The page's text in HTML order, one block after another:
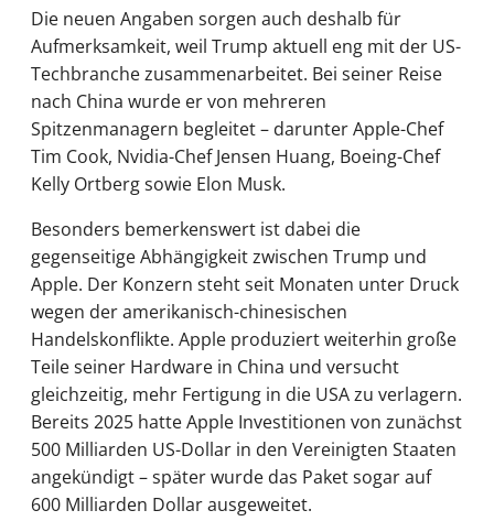
Die neuen Angaben sorgen auch deshalb für
Aufmerksamkeit, weil Trump aktuell eng mit der US-
Techbranche zusammenarbeitet. Bei seiner Reise
nach China wurde er von mehreren
Spitzenmanagern begleitet – darunter Apple-Chef
Tim Cook, Nvidia-Chef Jensen Huang, Boeing-Chef
Kelly Ortberg sowie Elon Musk.
Besonders bemerkenswert ist dabei die
gegenseitige Abhängigkeit zwischen Trump und
Apple. Der Konzern steht seit Monaten unter Druck
wegen der amerikanisch-chinesischen
Handelskonflikte. Apple produziert weiterhin große
Teile seiner Hardware in China und versucht
gleichzeitig, mehr Fertigung in die USA zu verlagern.
Bereits 2025 hatte Apple Investitionen von zunächst
500 Milliarden US-Dollar in den Vereinigten Staaten
angekündigt – später wurde das Paket sogar auf
600 Milliarden Dollar ausgeweitet.